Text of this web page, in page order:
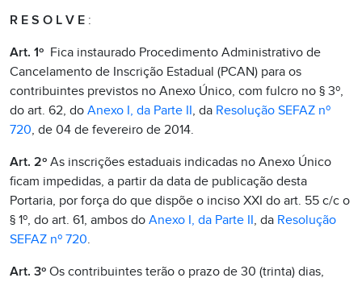
R E S O L V E :
Art. 1º Fica instaurado Procedimento Administrativo de
Cancelamento de Inscrição Estadual (PCAN) para os
contribuintes previstos no Anexo Único, com fulcro no § 3º,
do art. 62, do Anexo I, da Parte II, da Resolução SEFAZ nº
720, de 04 de fevereiro de 2014.
Art. 2º As inscrições estaduais indicadas no Anexo Único
ficam impedidas, a partir da data de publicação desta
Portaria, por força do que dispõe o inciso XXI do art. 55 c/c o
§ 1º, do art. 61, ambos do Anexo I, da Parte II, da Resolução
SEFAZ nº 720.
Art. 3º Os contribuintes terão o prazo de 30 (trinta) dias,